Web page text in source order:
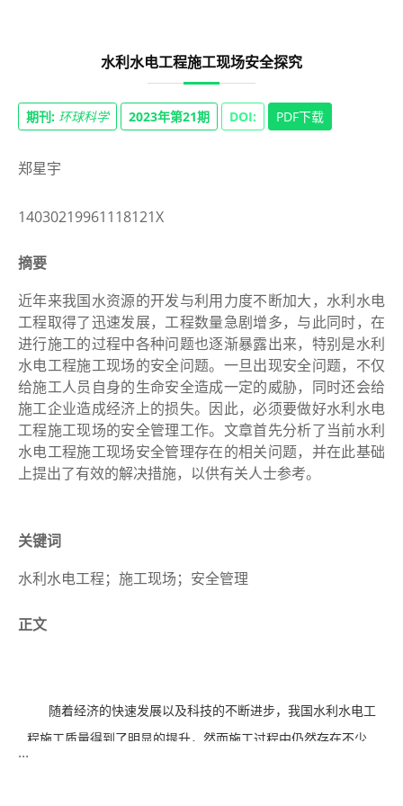
水利水电工程施工现场安全探究
期刊: 环球科学 2023年第21期 DOI: PDF下载
郑星宇
14030219961118121X
摘要
近年来我国水资源的开发与利用力度不断加大，水利水电
工程取得了迅速发展，工程数量急剧增多，与此同时，在
进行施工的过程中各种问题也逐渐暴露出来，特别是水利
水电工程施工现场的安全问题。一旦出现安全问题，不仅
给施工人员自身的生命安全造成一定的威胁，同时还会给
施工企业造成经济上的损失。因此，必须要做好水利水电
工程施工现场的安全管理工作。文章首先分析了当前水利
水电工程施工现场安全管理存在的相关问题，并在此基础
上提出了有效的解决措施，以供有关人士参考。
关键词
水利水电工程；施工现场；安全管理
正文
随着经济的快速发展以及科技的不断进步，我国水利水电工
程施工质量得到了明显的提升，然而施工过程中仍然存在不少
...